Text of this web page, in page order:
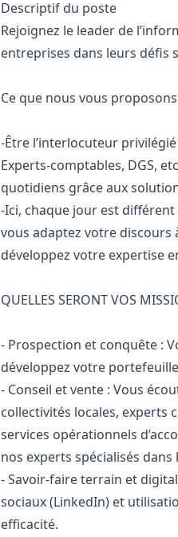
Description
Descriptif du poste
Rejoignez le leader de
entreprises dans leurs défis
Ce que nous vous
-Être l’interlocuteur privilégié
Experts-comptables, DGS,
quotidiens grâce aux
-Ici, chaque jour est
vous adaptez votre discours
développez votre expertise
QUELLES SERONT VOS
- Prospection et conquête :
développez votre
- Conseil et vente : Vous
collectivités locales, experts
services opérationnels
nos experts spécialisés
- Savoir-faire terrain et
sociaux (LinkedIn) et
efficacité.